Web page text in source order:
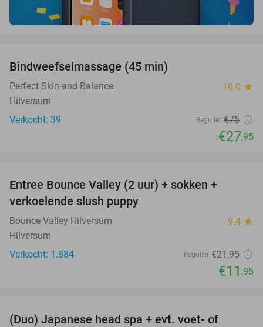
Bindweefselmassage (45 min)
Perfect Skin and Balance 10.0 star
Hilversum
Verkocht: 39
Regulier €75
€27,95
Entree Bounce Valley (2 uur) + sokken +
verkoelende slush puppy
Bounce Valley Hilversum 9.4 star
Hilversum
Verkocht: 1.884
Regulier €21,95
€11 ,95
(Duo) Japanese head spa + evt. voet- of